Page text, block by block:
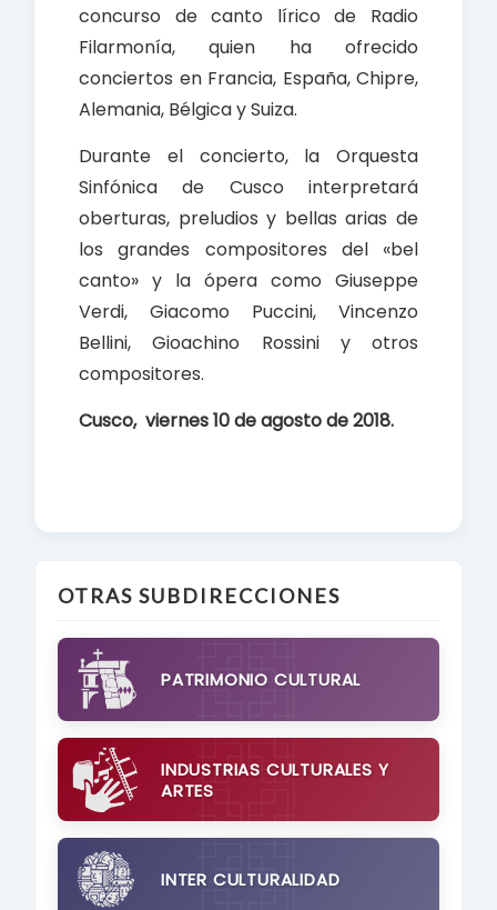
concurso de canto lírico de Radio
Filarmonía, quien ha ofrecido
conciertos en Francia, España, Chipre,
Alemania, Bélgica y Suiza.
Durante el concierto, la Orquesta
Sinfónica de Cusco interpretará
oberturas, preludios y bellas arias de
los grandes compositores del «bel
canto» y la ópera como Giuseppe
Verdi, Giacomo Puccini, Vincenzo
Bellini, Gioachino Rossini y otros
compositores.
Cusco, viernes 10 de agosto de 2018.
OTRAS SUBDIRECCIONES
PATRIMONIO CULTURAL
INDUSTRIAS CULTURALES Y
ARTES
INTER CULTURALIDAD